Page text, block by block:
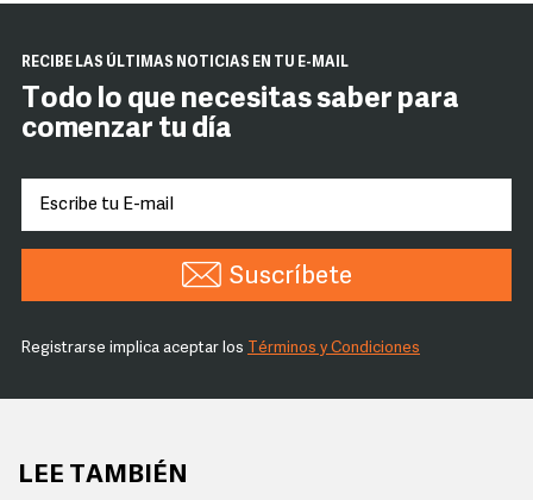
RECIBE LAS ÚLTIMAS NOTICIAS EN TU E-MAIL
Todo lo que necesitas saber para
comenzar tu día
Suscríbete
Registrarse implica aceptar los Términos y Condiciones
LEE TAMBIÉN